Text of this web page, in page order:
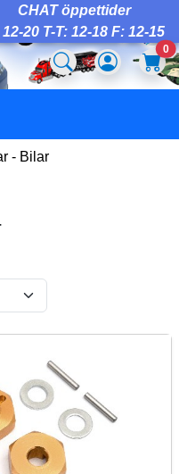
CHAT öppettider
12-20 T-T: 12-18 F: 12-15
0
- Bilar